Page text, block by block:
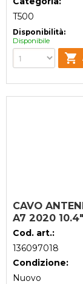
T500
Disponibilità:
Disponibile
CAVO
A7 2020
Cod. art.:
136097018
Condizione:
Nuovo